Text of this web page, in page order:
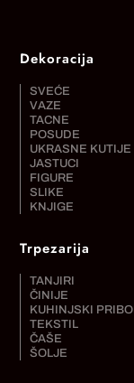
Dekoracija
SVEĆE
VAZE
TACNE
POSUDE
UKRASNE KUTIJE
JASTUCI
FIGURE
SLIKE
KNJIGE
Trpezarija
TANJIRI
ČINIJE
KUHINJSKI
TEKSTIL
ČAŠE
ŠOLJE